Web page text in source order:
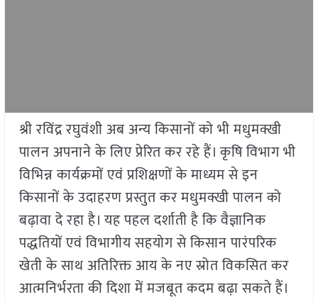
श्री रविंद्र रघुवंशी अब अन्य किसानों को भी मधुमक्खी
पालन अपनाने के लिए प्रेरित कर रहे हैं। कृषि विभाग भी
विभिन्न कार्यक्रमों एवं प्रशिक्षणों के माध्यम से इन
किसानों के उदाहरण प्रस्तुत कर मधुमक्खी पालन को
बढ़ावा दे रहा है। यह पहल दर्शाती है कि वैज्ञानिक
पद्धतियों एवं विभागीय सहयोग से किसान पारंपरिक
खेती के साथ अतिरिक्त आय के नए स्रोत विकसित कर
आत्मनिर्भरता की दिशा में मजबूत कदम बढ़ा सकते हैं।